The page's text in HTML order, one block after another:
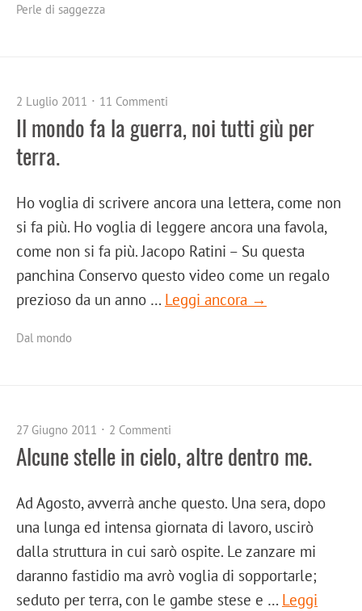
Perle di saggezza
2 Luglio 2011 11 Commenti
Il mondo fa la guerra, noi tutti giù per
terra.
Ho voglia di scrivere ancora una lettera, come non
si fa più. Ho voglia di leggere ancora una favola,
come non si fa più. Jacopo Ratini – Su questa
panchina Conservo questo video come un regalo
prezioso da un anno … Leggi ancora →
Dal mondo
27 Giugno 2011 2 Commenti
Alcune stelle in cielo, altre dentro me.
Ad Agosto, avverrà anche questo. Una sera, dopo
una lunga ed intensa giornata di lavoro, uscirò
dalla struttura in cui sarò ospite. Le zanzare mi
daranno fastidio ma avrò voglia di sopportarle;
seduto per terra, con le gambe stese e … Leggi